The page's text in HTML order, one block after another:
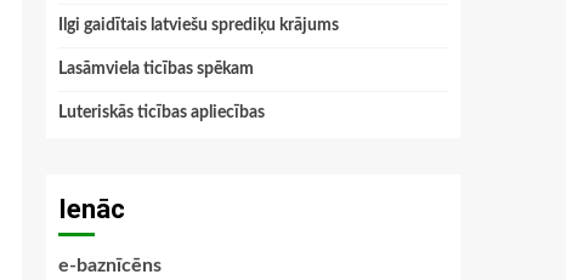
Ilgi gaidītais latviešu sprediķu krājums
Lasāmviela ticības spēkam
Luteriskās ticības apliecības
Ienāc
e-baznīcēns